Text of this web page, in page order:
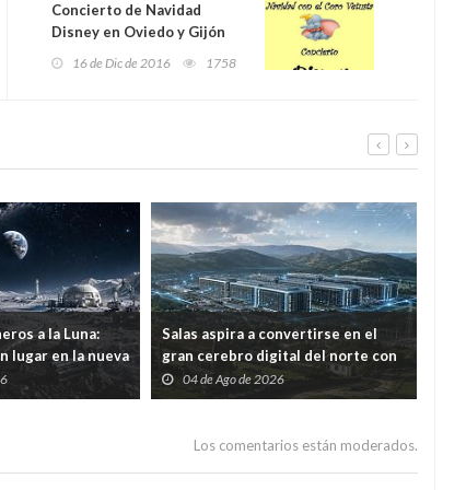
Concierto de Navidad
Disney en Oviedo y Gijón
16 de Dic de 2016 1758
a la Luna:
lugar en la nueva
Salas aspira a convertirse en el
gran cerebro digital del norte con
una inversión de 1.226 millones
04 de Ago de 2026
Los comentarios están moderados.